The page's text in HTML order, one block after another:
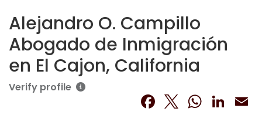
Alejandro O. Campillo
Abogado de Inmigración
en El Cajon, California
Verify profile
Facebook
Twitter